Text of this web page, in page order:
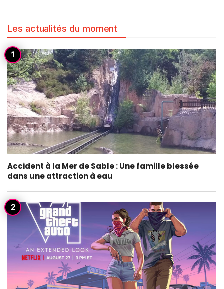
Les actualités du moment
Accident à la Mer de Sable : Une famille blessée
dans une attraction à eau